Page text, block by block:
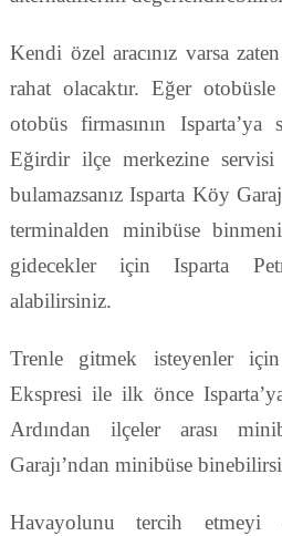
Kendi özel aracınız varsa
rahat olacaktır. Eğer
otobüs firmasının Isparta’ya
Eğirdir ilçe merkezine
bulamazsanız Isparta Köy
terminalden minibüse
gidecekler için Isparta
alabilirsiniz.
Trenle gitmek isteyenler
Ekspresi ile ilk önce
Ardından ilçeler arası
Garajı’ndan minibüse
Havayolunu tercih etmeyi